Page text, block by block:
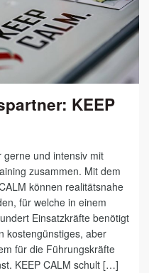
KEEP
und intensiv mit
zusammen. Mit dem
können realitätsnahe
für welche in einem
Einsatzkräfte benötigt
kostengünstiges, aber
für die Führungskräfte
KEEP CALM schult […]